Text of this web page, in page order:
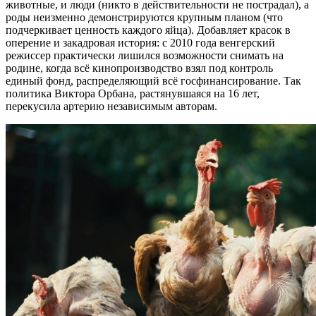
животные, и люди (никто в действительности не пострадал), а
роды неизменно демонстрируются крупным планом (что
подчеркивает ценность каждого яйца). Добавляет красок в
оперение и закадровая история: с 2010 года венгерский
режиссер практически лишился возможности снимать на
родине, когда всё кинопроизводство взял под контроль
единый фонд, распределяющий всё госфинансирование. Так
политика Виктора Орбана, растянувшаяся на 16 лет,
перекусила артерию независимым авторам.